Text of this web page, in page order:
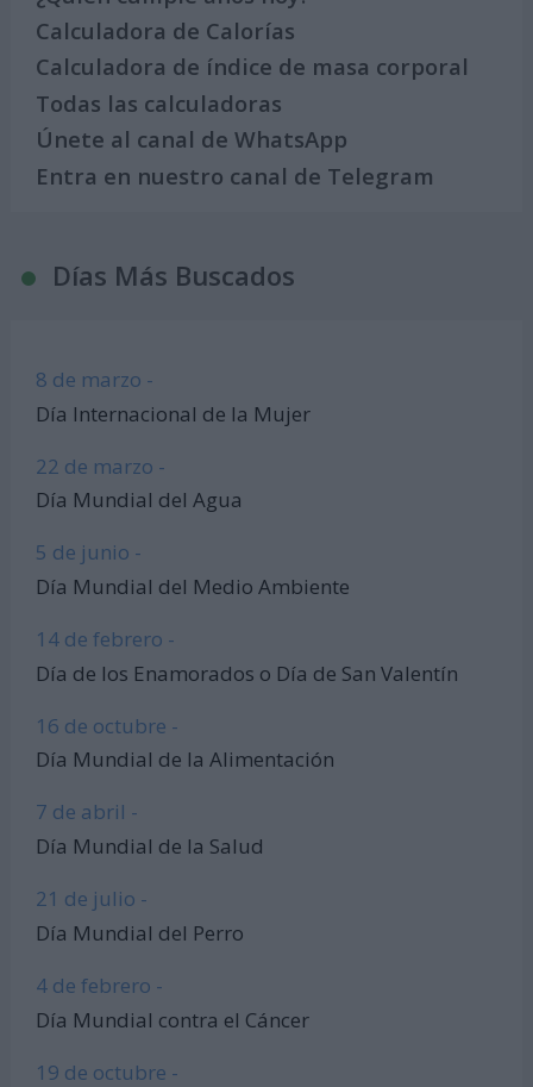
Calculadora de Calorías
Calculadora de índice de masa corporal
Todas las calculadoras
Únete al canal de WhatsApp
Entra en nuestro canal de Telegram
Días Más Buscados
8 de marzo -
Día Internacional de la Mujer
22 de marzo -
Día Mundial del Agua
5 de junio -
Día Mundial del Medio Ambiente
14 de febrero -
Día de los Enamorados o Día de San Valentín
16 de octubre -
Día Mundial de la Alimentación
7 de abril -
Día Mundial de la Salud
21 de julio -
Día Mundial del Perro
4 de febrero -
Día Mundial contra el Cáncer
19 de octubre -